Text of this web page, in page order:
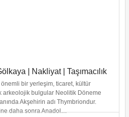
| Nakliyat | Taşımacılık
bir yerleşim, ticaret, kültür
arkeolojik bulgular Neolitik Döneme
Akşehirin adı Thymbriondur.
daha sonra Anadol…